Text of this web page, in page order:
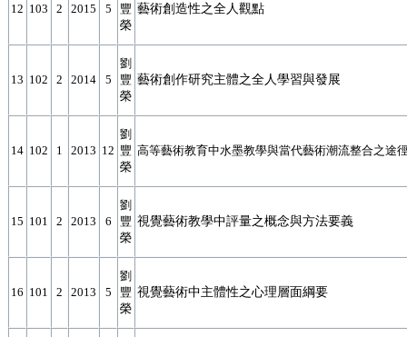
12 103 2 2015 5
豐
榮
藝術創造性之全人觀點
13 102 2 2014 5
劉
豐
榮
藝術創作研究主體之全人學習與發展
14 102 1 2013 12
劉
豐
榮
高等藝術教育中水墨教學與當代藝術潮流整合之途
15 101 2 2013 6
劉
豐
榮
視覺藝術教學中評量之概念與方法要義
16 101 2 2013 5
劉
豐
榮
視覺藝術中主體性之心理層面綱要